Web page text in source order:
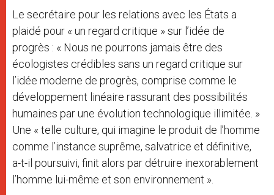
Le secrétaire pour les relations avec les États a
plaidé pour « un regard critique » sur l’idée de
progrès : « Nous ne pourrons jamais être des
écologistes crédibles sans un regard critique sur
l’idée moderne de progrès, comprise comme le
développement linéaire rassurant des possibilités
humaines par une évolution technologique illimitée. »
Une « telle culture, qui imagine le produit de l’homme
comme l’instance suprême, salvatrice et définitive,
a-t-il poursuivi, finit alors par détruire inexorablement
l’homme lui-même et son environnement ».